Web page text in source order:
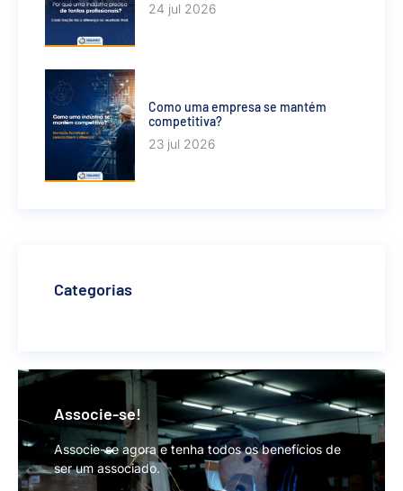
24 jul 2026
Como uma empresa se mantém
competitiva?
23 jul 2026
Categorias
Associe-se!
Associe-se agora e tenha todos os benefícios de
ser um associado.